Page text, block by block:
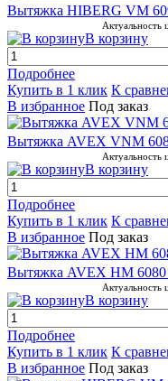
Вытяжка HIBERG VM
Актуальность
В корзину
Подробнее
Купить в 1 клик К
В избранное Под заказ
Вытяжка AVEX VNM
Актуальность
В корзину
Подробнее
Купить в 1 клик К
В избранное Под заказ
Вытяжка AVEX HM 6080
Актуальность
В корзину
Подробнее
Купить в 1 клик К
В избранное Под заказ